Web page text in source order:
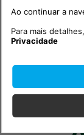
Ao continuar a
Para mais
Privacidade